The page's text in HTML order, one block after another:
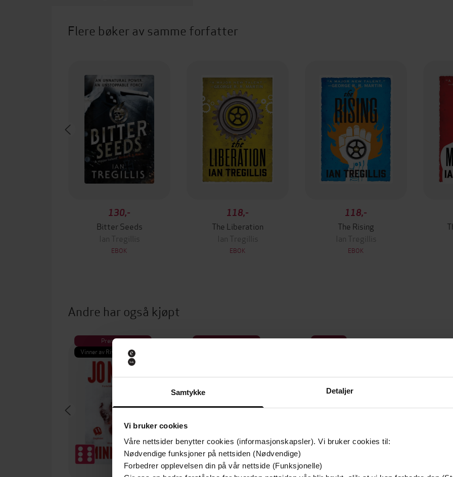
Samtykke Detaljer
Vi bruker cookies
Våre nettsider benytter cookies (informasjonskapsler). Vi bruker cookies til:
Nødvendige funksjoner på nettsiden (Nødvendige)
Forbedrer opplevelsen din på vår nettside (Funksjonelle)
Flere bøker av samme forfatter
130,-
Bitter Seeds
Ian Tregillis
EBOK
118,-
The Liberation
Ian Tregillis
EBOK
118,-
The Rising
Ian Tregillis
EBOK
Andre har også kjøpt
Premium
Vinner av Rivertonprisen
Premium
Premium